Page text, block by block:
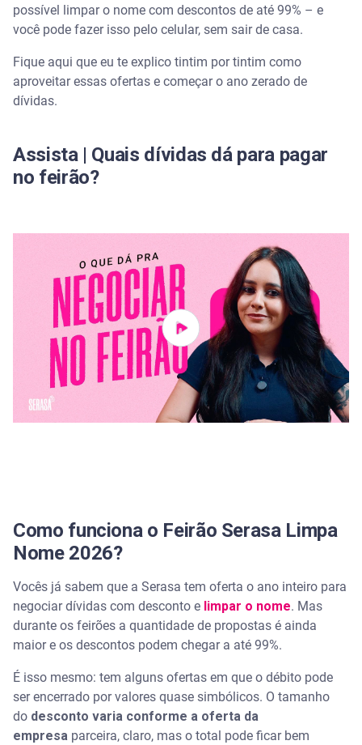
possível limpar o nome com descontos de até 99% – e
você pode fazer isso pelo celular, sem sair de casa.
Fique aqui que eu te explico tintim por tintim como
aproveitar essas ofertas e começar o ano zerado de
dívidas.
Assista | Quais dívidas dá para pagar
no feirão?
Como funciona o Feirão Serasa Limpa
Nome 2026?
Vocês já sabem que a Serasa tem oferta o ano inteiro para
negociar dívidas com desconto e limpar o nome. Mas
durante os feirões a quantidade de propostas é ainda
maior e os descontos podem chegar a até 99%.
É isso mesmo: tem alguns ofertas em que o débito pode
ser encerrado por valores quase simbólicos. O tamanho
do desconto varia conforme a oferta da
empresa parceira, claro, mas o total pode ficar bem